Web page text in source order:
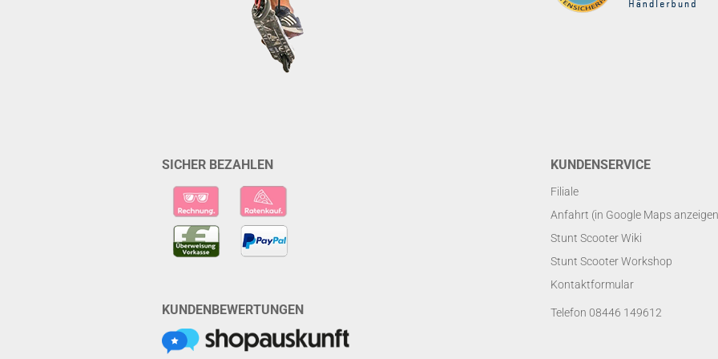
SICHER BEZAHLEN
KUNDENBEWERTUNGEN
KUNDENSERVICE
Filiale
Anfahrt (in Google Maps
Stunt Scooter Wiki
Stunt Scooter Workshop
Kontaktformular
Telefon 08446 149612